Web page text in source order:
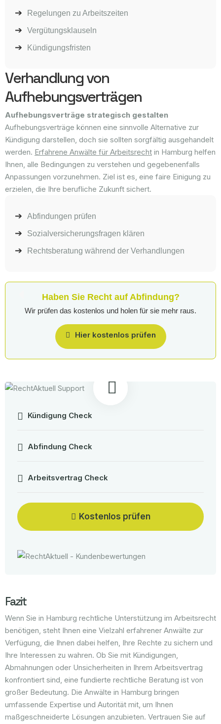
Regelungen zu Arbeitszeiten
Vergütungsklauseln
Kündigungsfristen
Verhandlung von
Aufhebungsverträgen
Aufhebungsverträge strategisch gestalten
Aufhebungsverträge können eine sinnvolle Alternative zur
Kündigung darstellen, doch sie sollten sorgfältig ausgehandelt
werden. Erfahrene Anwälte für Arbeitsrecht in Hamburg helfen
Ihnen, alle Bedingungen zu verstehen und gegebenenfalls
Anpassungen vorzunehmen. Ziel ist es, eine faire Einigung zu
erzielen, die Ihre berufliche Zukunft sichert.
Abfindungen prüfen
Sozialversicherungsfragen klären
Rechtsberatung während der Verhandlungen
Haben Sie Recht auf Abfindung?
Wir prüfen das kostenlos und holen für sie mehr raus.
Hier kostenlos prüfen
Kündigung Check
Abfindung Check
Arbeitsvertrag Check
Kostenlos prüfen
Fazit
Wenn Sie in Hamburg rechtliche Unterstützung im Arbeitsrecht
benötigen, steht Ihnen eine Vielzahl erfahrener Anwälte zur
Verfügung, die Ihnen dabei helfen, Ihre Rechte zu sichern und
Ihre Interessen zu wahren. Ob Sie mit Kündigungen,
Abmahnungen oder Unsicherheiten in Ihrem Arbeitsvertrag
konfrontiert sind, eine fundierte rechtliche Beratung ist von
großer Bedeutung. Die Anwälte in Hamburg bringen
umfassende Expertise und Autorität mit, um Ihnen
maßgeschneiderte Lösungen anzubieten. Vertrauen Sie auf